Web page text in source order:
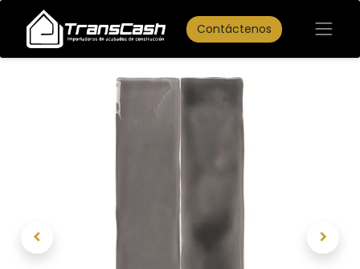
Contáctenos